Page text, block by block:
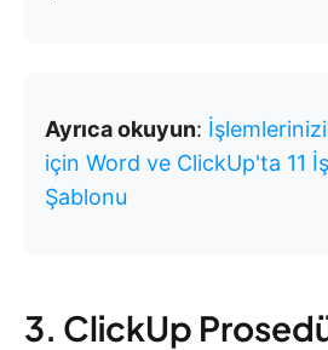
Ayrıca okuyun:
için Word ve ClickUp'ta 11
Şablonu
3. ClickUp